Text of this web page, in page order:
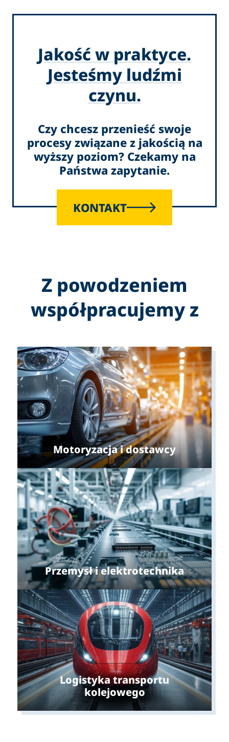
Jakość w praktyce.
Jesteśmy ludźmi
czynu.
Czy chcesz przenieść swoje
procesy związane z jakością na
wyższy poziom? Czekamy na
Państwa zapytanie.
KONTAKT
Z powodzeniem
współpracujemy z
Motoryzacja i dostawcy
Przemysł i elektrotechnika
Logistyka transportu
kolejowego